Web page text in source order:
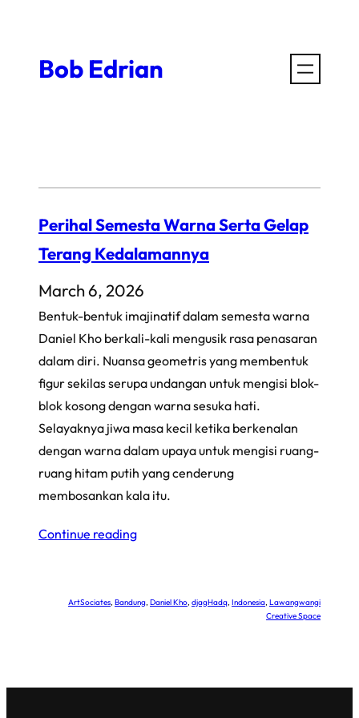
contentBob Edrian
Perihal Semesta Warna Serta Gelap
Terang Kedalamannya
March 6, 2026
Bentuk-bentuk imajinatif dalam semesta warna
Daniel Kho berkali-kali mengusik rasa penasaran
dalam diri. Nuansa geometris yang membentuk
figur sekilas serupa undangan untuk mengisi blok-
blok kosong dengan warna sesuka hati.
Selayaknya jiwa masa kecil ketika berkenalan
dengan warna dalam upaya untuk mengisi ruang-
ruang hitam putih yang cenderung
membosankan kala itu.
Continue reading
ArtSociates, Bandung, Daniel Kho, djagHadq, Indonesia, Lawangwangi
Creative Space